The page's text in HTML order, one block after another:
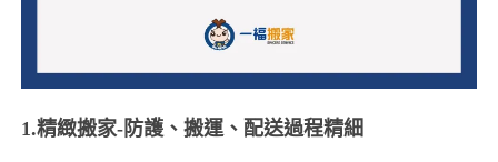
1.精緻搬家-防護、搬運、配送過程精細